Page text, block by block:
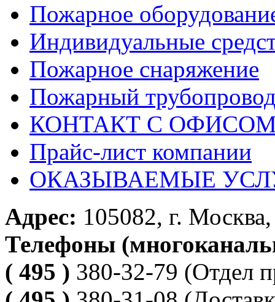
Пожарное
Индивидуальные
Пожарное снаряжение
Пожарный
КОНТАКТ С ОФИСОМ
Прайс-лист компании
ОКАЗЫВАЕМЫЕ
Адрес: 105082, г.
Телефоны
( 495 ) 380-32-79 (Отдел